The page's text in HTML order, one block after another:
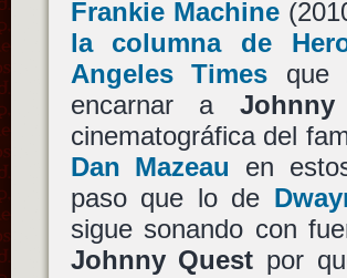
Frankie Machine
la columna de
Angeles Times que
encarnar a
cinematográfica del
Dan Mazeau en
paso que lo de
sigue sonando con
Johnny Quest por